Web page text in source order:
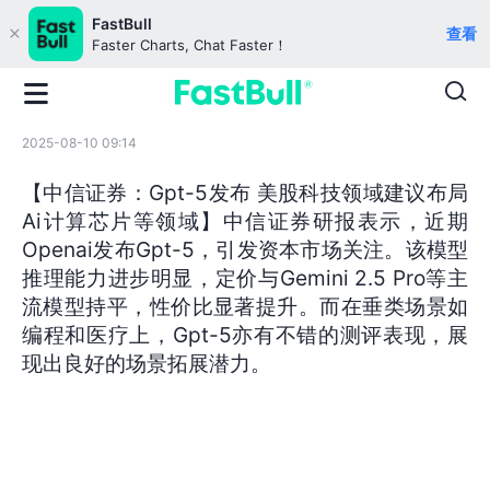
FastBull
Faster Charts, Chat Faster！
查看
2025-08-10 09:14
【中信证券：Gpt-5发布 美股科技领域建议布局
Ai计算芯片等领域】中信证券研报表示，近期
Openai发布Gpt-5，引发资本市场关注。该模型
推理能力进步明显，定价与Gemini 2.5 Pro等主
流模型持平，性价比显著提升。而在垂类场景如
编程和医疗上，Gpt-5亦有不错的测评表现，展
现出良好的场景拓展潜力。